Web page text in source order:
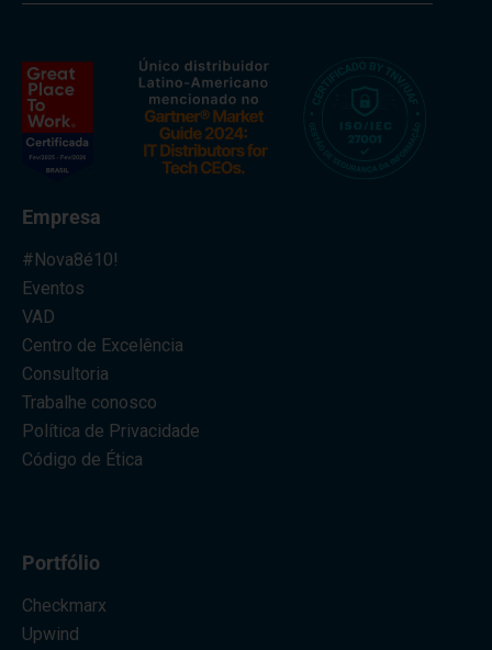
Empresa
#Nova8é10!
Eventos
VAD
Centro de Excelência
Consultoria
Trabalhe conosco
Política de Privacidade
Código de Ética
Portfólio
Checkmarx
Upwind